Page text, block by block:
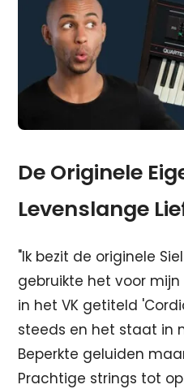
De Originele
Levenslange
"Ik bezit de originele
gebruikte het voor
in het VK getiteld
steeds en het staat in
Beperkte geluiden
Prachtige strings tot